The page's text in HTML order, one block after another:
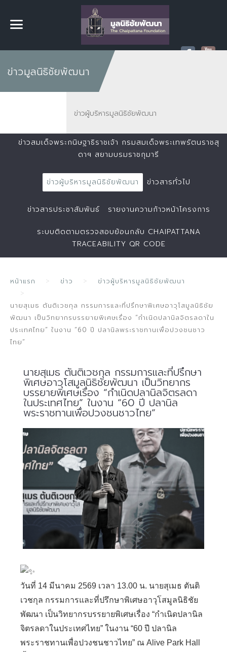
ข่าวมูลนิธิชัยพัฒนา
ข่าวผู้บริหารมูลนิธิชัยพัฒนา
ข่าวสมเด็จพระกนิษฐาธิราชเจ้า กรมสมเด็จพระเทพรัตนราชสุ
ดาฯ สยามบรมราชกุมารี
ข่าวผู้บริหารมูลนิธิชัยพัฒนา ข่าวสารทั่วไป
ข่าวสารประชาสัมพันธ์ รายงานความก้าวหน้าโครงการ
ระบบติดตามตรวจสอบย้อนกลับ CHAIPATTANA
TRACEABILITY QR CODE
หน้าแรก ข่าว ข่าวผู้บริหารมูลนิธิชัยพัฒนา
นายสุเมธ ตันติเวชกุล กรรมการและที่ปรึกษาพิเศษอาวุโสมูลนิธิชัย
พัฒนา เป็นวิทยากรบรรยายพิเศษเรื่อง “กำเนิดปลานิลจิตรลดาใน
ประเทศไทย” ในงาน “60 ปี ปลานิลพระราชทานเพื่อปวงชนชาว
ไทย”
นายสุเมธ ตันติเวชกุล กรรมการและที่ปรึกษา
พิเศษอาวุโสมูลนิธิชัยพัฒนา เป็นวิทยากร
บรรยายพิเศษเรื่อง “กำเนิดปลานิลจิตรลดา
ในประเทศไทย” ในงาน “60 ปี ปลานิล
พระราชทานเพื่อปวงชนชาวไทย”
วันที่ 14 มีนาคม 2569 เวลา 13.00 น. นายสุเมธ ตันติ
เวชกุล กรรมการและที่ปรึกษาพิเศษอาวุโสมูลนิธิชัย
พัฒนา เป็นวิทยากรบรรยายพิเศษเรื่อง “กำเนิดปลานิล
จิตรลดาในประเทศไทย” ในงาน “60 ปี ปลานิล
พระราชทานเพื่อปวงชนชาวไทย” ณ Alive Park Hall